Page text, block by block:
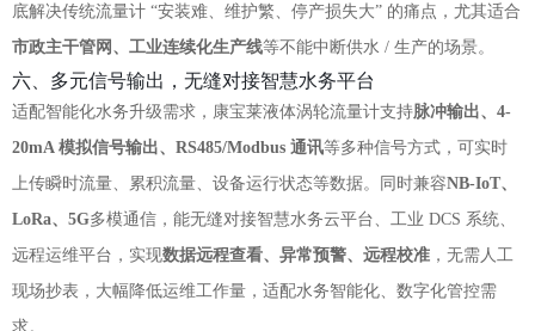
底解决传统流量计 “安装难、维护繁、停产损失大” 的痛点，尤其适合
市政主干管网、工业连续化生产线等不能中断供水 / 生产的场景。
六、多元信号输出，无缝对接智慧水务平台
适配智能化水务升级需求，康宝莱液体涡轮流量计支持脉冲输出、4-
20mA 模拟信号输出、RS485/Modbus 通讯等多种信号方式，可实时
上传瞬时流量、累积流量、设备运行状态等数据。同时兼容NB-IoT、
LoRa、5G多模通信，能无缝对接智慧水务云平台、工业 DCS 系统、
远程运维平台，实现数据远程查看、异常预警、远程校准 ，无需人工
现场抄表，大幅降低运维工作量，适配水务智能化、数字化管控需
求。